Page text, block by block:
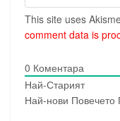
This site uses
comment data is
0 Коментара
Най-Старият
Най-нови Повечето